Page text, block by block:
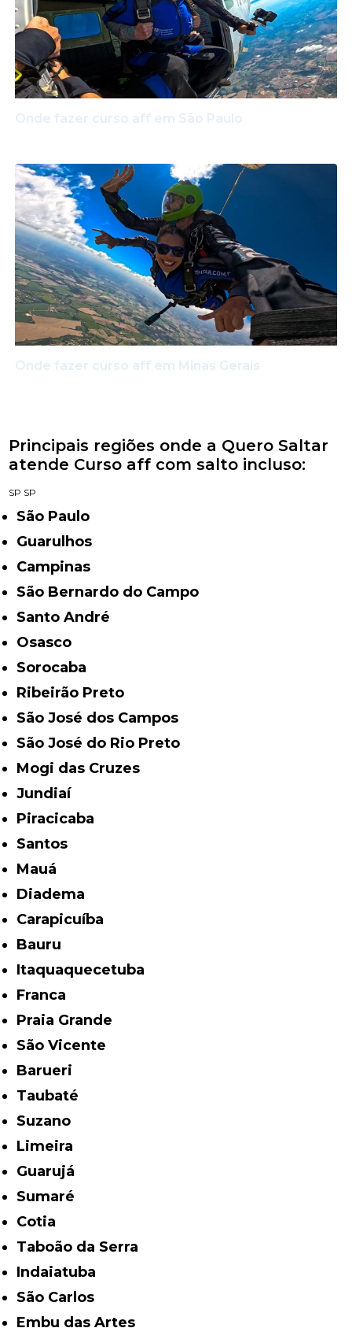
Onde fazer curso aff em São Paulo
Onde fazer curso aff em Minas Gerais
Principais regiões onde a Quero Saltar
atende Curso aff com salto incluso:
SP SP
São Paulo
Guarulhos
Campinas
São Bernardo do Campo
Santo André
Osasco
Sorocaba
Ribeirão Preto
São José dos Campos
São José do Rio Preto
Mogi das Cruzes
Jundiaí
Piracicaba
Santos
Mauá
Diadema
Carapicuíba
Bauru
Itaquaquecetuba
Franca
Praia Grande
São Vicente
Barueri
Taubaté
Suzano
Limeira
Guarujá
Sumaré
Cotia
Taboão da Serra
Indaiatuba
São Carlos
Embu das Artes